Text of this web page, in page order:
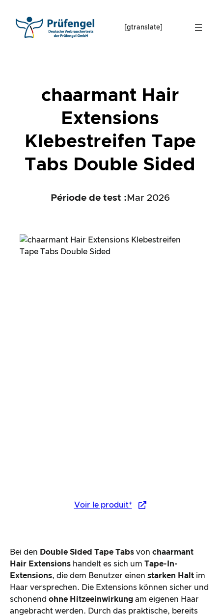
content
[gtranslate]
chaarmant Hair
Extensions
Klebestreifen Tape
Tabs Double Sided
Période de test : Mar 2026
Voir le produit*
Bei den Double Sided Tape Tabs von chaarmant
Hair Extensions handelt es sich um Tape-In-
Extensions, die dem Benutzer einen starken Halt im
Haar versprechen. Die Extensions können sicher und
schonend ohne Hitzeeinwirkung am eigenen Haar
angebracht werden. Durch das praktische, bereits